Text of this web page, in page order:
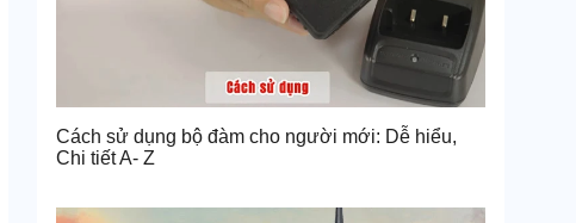
Cách sử dụng bộ đàm cho người mới: Dễ hiểu,
Chi tiết A- Z